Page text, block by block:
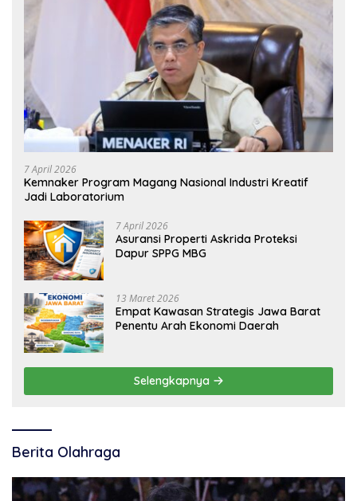
7 April 2026
Kemnaker Program Magang Nasional Industri Kreatif
Jadi Laboratorium
7 April 2026
Asuransi Properti Askrida Proteksi
Dapur SPPG MBG
13 Maret 2026
Empat Kawasan Strategis Jawa Barat
Penentu Arah Ekonomi Daerah
Selengkapnya
Berita Olahraga